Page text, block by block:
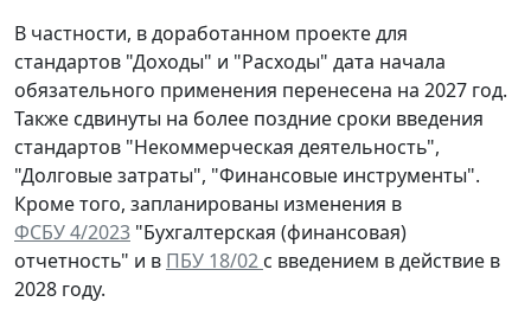
В частности, в доработанном проекте для
стандартов "Доходы" и "Расходы" дата начала
обязательного применения перенесена на 2027 год.
Также сдвинуты на более поздние сроки введения
стандартов "Некоммерческая деятельность",
"Долговые затраты", "Финансовые инструменты".
Кроме того, запланированы изменения в
ФСБУ 4/2023 "Бухгалтерская (финансовая)
отчетность" и в ПБУ 18/02 с введением в действие в
2028 году.